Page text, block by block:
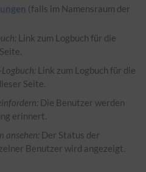
(falls im Namensraum der
Link zum Logbuch für die
Link zum Logbuch für die
Seite.
Die Benutzer werden
erinnert.
ansehen: Der Status der
Benutzer wird angezeigt.